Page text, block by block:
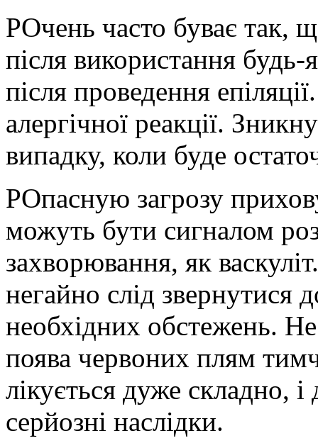
PОчень часто буває так,
після використання
після проведення
алергічної реакції.
випадку, коли буде
PОпасную загрозу
можуть бути сигналом
захворювання, як
негайно слід звернутися
необхідних обстежень.
поява червоних плям
лікується дуже складно,
серйозні наслідки.